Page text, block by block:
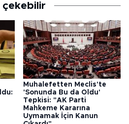
çekebilir
Muhalefetten Meclis'te
'Sonunda Bu da Oldu'
Tepkisi: "AK Parti
Mahkeme Kararına
Uymamak İçin Kanun